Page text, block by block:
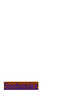
Spolupráce